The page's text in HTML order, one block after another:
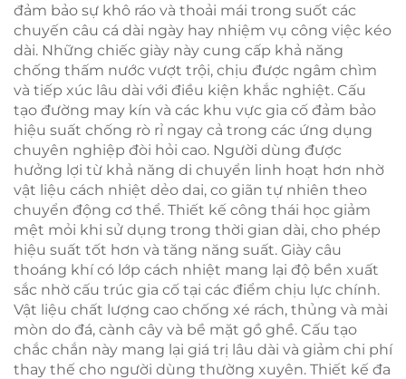
đảm bảo sự khô ráo và thoải mái trong suốt các
chuyến câu cá dài ngày hay nhiệm vụ công việc kéo
dài. Những chiếc giày này cung cấp khả năng
chống thấm nước vượt trội, chịu được ngâm chìm
và tiếp xúc lâu dài với điều kiện khắc nghiệt. Cấu
tạo đường may kín và các khu vực gia cố đảm bảo
hiệu suất chống rò rỉ ngay cả trong các ứng dụng
chuyên nghiệp đòi hỏi cao. Người dùng được
hưởng lợi từ khả năng di chuyển linh hoạt hơn nhờ
vật liệu cách nhiệt dẻo dai, co giãn tự nhiên theo
chuyển động cơ thể. Thiết kế công thái học giảm
mệt mỏi khi sử dụng trong thời gian dài, cho phép
hiệu suất tốt hơn và tăng năng suất. Giày câu
thoáng khí có lớp cách nhiệt mang lại độ bền xuất
sắc nhờ cấu trúc gia cố tại các điểm chịu lực chính.
Vật liệu chất lượng cao chống xé rách, thủng và mài
mòn do đá, cành cây và bề mặt gồ ghề. Cấu tạo
chắc chắn này mang lại giá trị lâu dài và giảm chi phí
thay thế cho người dùng thường xuyên. Thiết kế đa